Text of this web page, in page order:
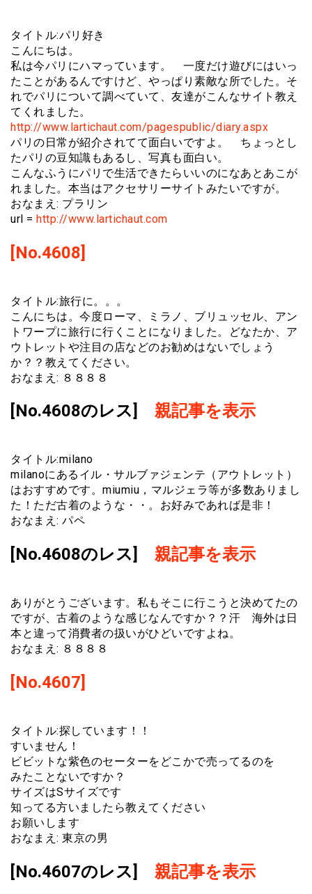
タイトル:パリ好き
こんにちは。
私は今パリにハマっています。 一度だけ遊びにはいっ
たことがあるんですけど、やっぱり素敵な所でした。そ
れでパリについて調べていて、友達がこんなサイト教え
てくれました。
http://www.lartichaut.com/pagespublic/diary.aspx
パリの日常が紹介されてて面白いですよ。 ちょっとし
たパリの豆知識もあるし、写真も面白い。
こんなふうにパリで生活できたらいいのになあとあこが
れました。本当はアクセサリーサイトみたいですが。
おなまえ: プラリン
url = http://www.lartichaut.com
[No.4608]
タイトル:旅行に。。。
こんにちは。今度ローマ、ミラノ、ブリュッセル、アン
トワープに旅行に行くことになりました。どなたか、ア
ウトレットや注目の店などのお勧めはないでしょう
か？？教えてください。
おなまえ: ８８８８
[No.4608のレス] 親記事を表示
タイトル:milano
milanoにあるイル・サルブァジェンテ（アウトレット）
はおすすめです。miumiu，マルジェラ等が多数ありまし
た！ただ古着のような・・。お好みであれば是非！
おなまえ: パペ
[No.4608のレス] 親記事を表示
ありがとうございます。私もそこに行こうと決めてたの
ですが、古着のような感じなんですか？？汗 海外は日
本と違って消費者の扱いがひどいですよね。
おなまえ: ８８８８
[No.4607]
タイトル:探しています！！
すいません！
ビビットな紫色のセーターをどこかで売ってるのを
みたことないですか？
サイズはSサイズです
知ってる方いましたら教えてください
お願いします
おなまえ: 東京の男
[No.4607のレス] 親記事を表示